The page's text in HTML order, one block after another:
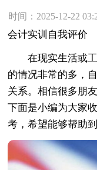
时间：2025-12-22
会计实训自我评价
在现实生活或工
的情况非常的多，
关系。相信很多朋
下面是小编为大家
考，希望能够帮助到